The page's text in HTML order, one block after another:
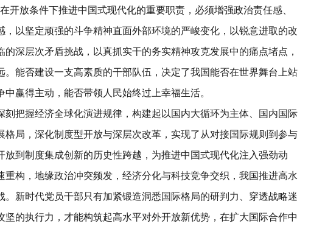
开放条件下推进中国式现代化的重要职责，必须增强政治责任感、
，以坚定顽强的斗争精神直面外部环境的严峻变化，以锐意进取的改
的深层次矛盾挑战，以真抓实干的务实精神攻克发展中的痛点堵点，
。能否建设一支高素质的干部队伍，决定了我国能否在世界舞台上站
赢得主动，能否带领人民始终过上幸福生活。
刻把握经济全球化演进规律，构建起以国内大循环为主体、国内国际
格局，深化制度型开放与深层次改革，实现了从对接国际规则到参与
放到制度集成创新的历史性跨越，为推进中国式现代化注入强劲动
重构，地缘政治冲突频发，经济分化与科技竞争交织，我国推进高水
。新时代党员干部只有加紧锻造洞悉国际格局的研判力、穿透战略迷
坚的执行力，才能构筑起高水平对外开放新优势，在扩大国际合作中